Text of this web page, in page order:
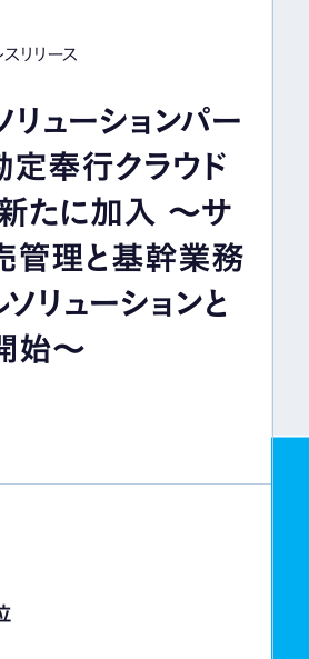
スリリース
リューションパー
定奉行クラウド
たに加入 ～サ
管理と基幹業務
リューションと
始～